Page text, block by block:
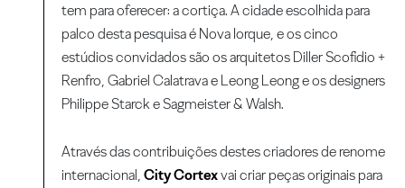
tem para oferecer: a cortiça. A cidade escolhida para
palco desta pesquisa é Nova Iorque, e os cinco
estúdios convidados são os arquitetos Diller Scofidio +
Renfro, Gabriel Calatrava e Leong Leong e os designers
Philippe Starck e Sagmeister & Walsh.
Através das contribuições destes criadores de renome
internacional,City Cortexvai criar peças originais para